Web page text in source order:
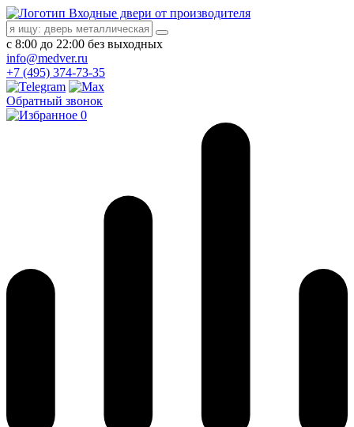
Входные двери от производителя
с 8:00 до 22:00 без выходных
info@medver.ru
+7 (495) 374-73-35
Обратный звонок
0